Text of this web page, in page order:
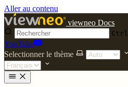
Aller au contenu
viewneo Docs
Ctrl
YouTube
Selectionner le thème